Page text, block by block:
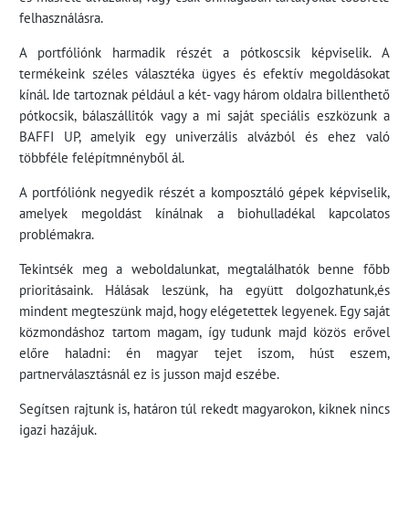
felhasználásra.
A portfóliónk harmadik részét a pótkoscsik képviselik. A
termékeink széles választéka ügyes és efektív megoldásokat
kínál. Ide tartoznak például a két- vagy három oldalra billenthető
pótkocsik, bálaszállitók vagy a mi saját speciális eszközunk a
BAFFI UP, amelyik egy univerzális alvázból és ehez való
többféle felépítmnényből ál.
A portfóliónk negyedik részét a komposztáló gépek képviselik,
amelyek megoldást kínálnak a biohulladékal kapcolatos
problémakra.
Tekintsék meg a weboldalunkat, megtalálhatók benne főbb
prioritásaink. Hálásak leszünk, ha együtt dolgozhatunk,és
mindent megteszünk majd, hogy elégetettek legyenek. Egy saját
közmondáshoz tartom magam, így tudunk majd közös erővel
előre haladni: én magyar tejet iszom, húst eszem,
partnerválasztásnál ez is jusson majd eszébe.
Segítsen rajtunk is, határon túl rekedt magyarokon, kiknek nincs
igazi hazájuk.